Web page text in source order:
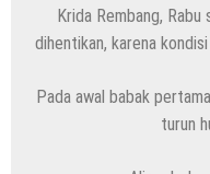
Krida Rembang,
dihentikan, karena
Pada awal babak
turun